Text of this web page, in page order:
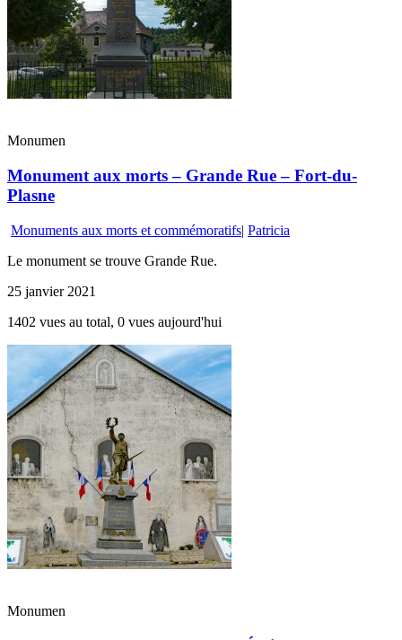
Monumen
Monument aux morts – Grande Rue – Fort-du-
Plasne
Monuments aux morts et commémoratifs| Patricia
Le monument se trouve Grande Rue.
25 janvier 2021
1402 vues au total, 0 vues aujourd'hui
Monumen